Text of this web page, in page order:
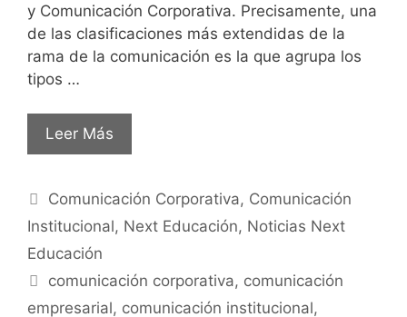
y Comunicación Corporativa. Precisamente, una
de las clasificaciones más extendidas de la
rama de la comunicación es la que agrupa los
tipos …
Leer Más
Comunicación Corporativa, Comunicación
Institucional, Next Educación, Noticias Next
Educación
comunicación corporativa, comunicación
empresarial, comunicación institucional,